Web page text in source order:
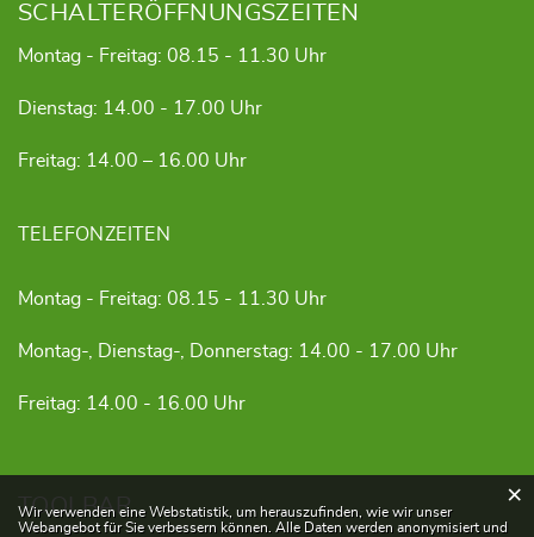
SCHALTERÖFFNUNGSZEITEN
Montag - Freitag: 08.15 - 11.30 Uhr
Dienstag: 14.00 - 17.00 Uhr
Freitag: 14.00 – 16.00 Uhr
TELEFONZEITEN
Montag - Freitag: 08.15 - 11.30 Uhr
Montag-, Dienstag-, Donnerstag: 14.00 - 17.00 Uhr
Freitag: 14.00 - 16.00 Uhr
TOOLBAR
Webstatistik
Wir verwenden eine Webstatistik, um herauszufinden, wie wir unser
Webangebot für Sie verbessern können. Alle Daten werden anonymisiert und
×